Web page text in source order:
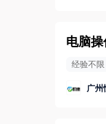
电脑
经验不限
广州